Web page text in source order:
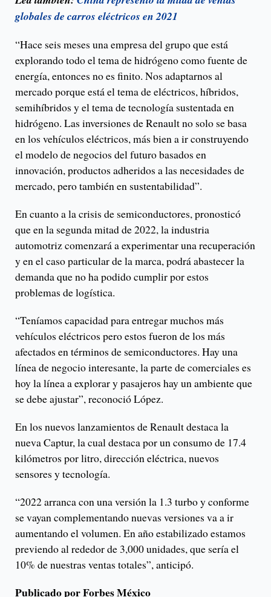
globales de carros eléctricos en 2021
“Hace seis meses una empresa del grupo que está
explorando todo el tema de hidrógeno como fuente de
energía, entonces no es finito. Nos adaptarnos al
mercado porque está el tema de eléctricos, híbridos,
semihíbridos y el tema de tecnología sustentada en
hidrógeno. Las inversiones de Renault no solo se basa
en los vehículos eléctricos, más bien a ir construyendo
el modelo de negocios del futuro basados en
innovación, productos adheridos a las necesidades de
mercado, pero también en sustentabilidad”.
En cuanto a la crisis de semiconductores, pronosticó
que en la segunda mitad de 2022, la industria
automotriz comenzará a experimentar una recuperación
y en el caso particular de la marca, podrá abastecer la
demanda que no ha podido cumplir por estos
problemas de logística.
“Teníamos capacidad para entregar muchos más
vehículos eléctricos pero estos fueron de los más
afectados en términos de semiconductores. Hay una
línea de negocio interesante, la parte de comerciales es
hoy la línea a explorar y pasajeros hay un ambiente que
se debe ajustar”, reconoció López.
En los nuevos lanzamientos de Renault destaca la
nueva Captur, la cual destaca por un consumo de 17.4
kilómetros por litro, dirección eléctrica, nuevos
sensores y tecnología.
“2022 arranca con una versión la 1.3 turbo y conforme
se vayan complementando nuevas versiones va a ir
aumentando el volumen. En año estabilizado estamos
previendo al rededor de 3,000 unidades, que sería el
10% de nuestras ventas totales”, anticipó.
Publicado por Forbes México